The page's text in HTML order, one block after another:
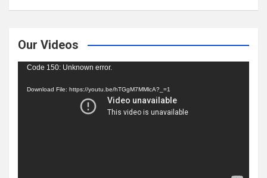
Our Videos
Video
Code 150: Unknown error.
Download File: https://youtu.be/hTGgM7MMlcA?_=1